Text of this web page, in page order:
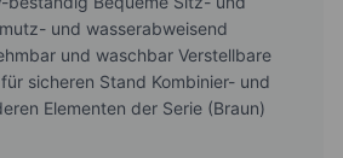
und wasserabweisend
und waschbar Verstellbare
sicheren Stand Kombinier- und
Elementen der Serie (Braun)